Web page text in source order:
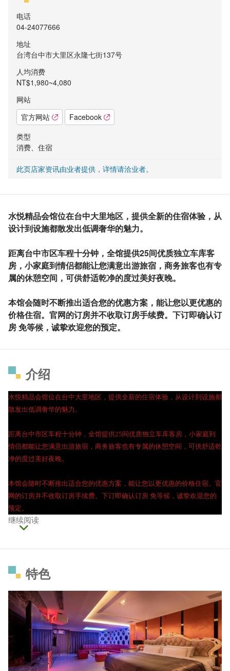
电话
04-24077666
地址
台湾台中市大里区永隆七街137号
人均消费
NT$1,980~4,080
网站
官方网站
Facebook
类型
消费、住宿
此页店家资讯由业者提供，详情请洽业者。
水悦精品会馆位在台中大里地区，提供全新的住宿体验，从
设计到设施都散发出低调奢华的魅力。
距离台中市区车程十分钟，全馆提供25间优质独立车库客
房，小家庭到情侣都能让您满意出游旅宿，商务旅客也有专
属的休憩空间，可供舒适乾净的度过美好夜晚。
本馆会随时不断推出适合您的优惠方案，能让您以更优惠的
价格住宿。官网的订房并不收取订房手续费。下订即确认订
房 免等候，诚挚欢迎您的预定。
介绍
水悦精品会馆位在台中大里地区，提供全新的住宿体验，从设计到设施都
散发出低调奢华的魅力。
距离台中市区车程十分钟，全馆提供25间优质独立车库客房，小家庭到
情侣都能让您满意出游旅宿，商务旅客也有专属的休憩空间，可供舒适乾
净的度过美好夜晚。
本馆会随时不断推出适合您的优惠方案，能让您以更优惠的价格住宿。官
网的订房并不收取订房手续费。下订即确认订房 免等候，诚挚欢迎您的
预定。
继续阅读
特色